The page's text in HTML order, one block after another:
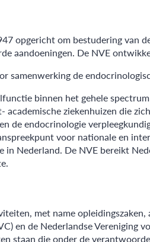
opgericht om bestudering van
aandoeningen. De NVE
samenwerking de
binnen het gehele
academische ziekenhuizen die
de endocrinologie
voor nationale en
in Nederland. De NVE bereikt
met name
en de Nederlandse Vereniging
staan die onder de